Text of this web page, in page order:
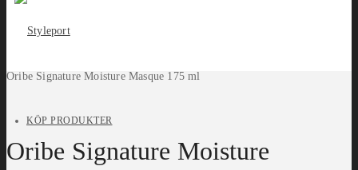
KÖP PRODUKTER
Oribe Signature Moisture Masque 175 ml
Oribe Signature Moisture